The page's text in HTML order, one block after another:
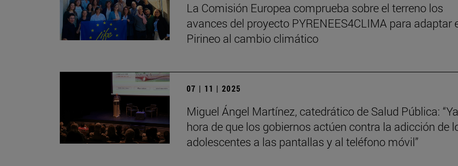
La Comisión Europea comprueba sobre el terreno los
avances del proyecto PYRENEES4CLIMA para adaptar
Pirineo al cambio climático
07 | 11 | 2025
Miguel Ángel Martínez, catedrático de Salud Pública:
hora de que los gobiernos actúen contra la adicción de
adolescentes a las pantallas y al teléfono móvil”